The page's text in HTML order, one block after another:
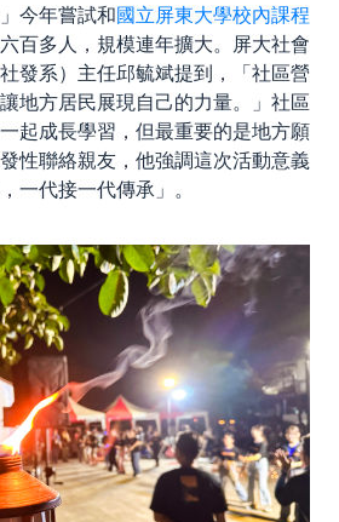
今年嘗試和國立屏東大學校內課程
百多人，規模連年擴大。屏大社會
發系）主任邱毓斌提到，「社區營
地方居民展現自己的力量。」社區
起成長學習，但最重要的是地方願
性聯絡親友，他強調這次活動意義
一代接一代傳承」。